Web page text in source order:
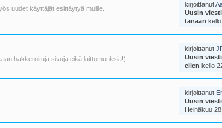
uudet käyttäjät esittäytyä muille.
kirjoittanut
Uusin viesti
tänään
hakkeroituja sivuja eikä laittomuuksia!)
kirjoittanut
Uusin viesti
eilen kello
kirjoittanut
Uusin viesti
Heinäkuu